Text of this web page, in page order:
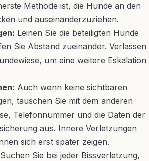
Methode ist, die Hunde an den
und auseinanderzuziehen.
Leinen Sie die beteiligten Hunde
Sie Abstand zueinander. Verlassen
um eine weitere Eskalation
Auch wenn keine sichtbaren
tauschen Sie mit dem anderen
Telefonnummer und die Daten der
aus. Innere Verletzungen
sich erst später zeigen.
Suchen Sie bei jeder Bissverletzung,